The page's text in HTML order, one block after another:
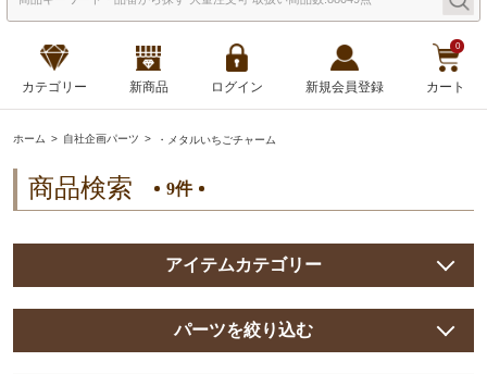
カテゴリー 新商品 ログイン 新規会員登録
0
カート
ホーム 自社企画パーツ ・メタルいちごチャーム
商品検索 9件
アイテムカテゴリー
パーツを絞り込む